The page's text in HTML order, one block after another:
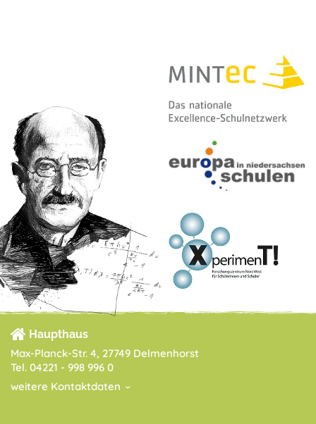
Haupthaus
Max-Planck-Str. 4, 27749 Delmenhorst
Tel. 04221 - 998 996 0
weitere Kontaktdaten